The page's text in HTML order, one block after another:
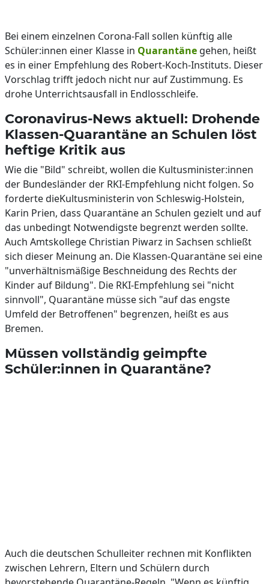
Bei einem einzelnen Corona-Fall sollen künftig alle
Schüler:innen einer Klasse in Quarantäne gehen, heißt
es in einer Empfehlung des Robert-Koch-Instituts. Dieser
Vorschlag trifft jedoch nicht nur auf Zustimmung. Es
drohe Unterrichtsausfall in Endlosschleife.
Coronavirus-News aktuell: Drohende
Klassen-Quarantäne an Schulen löst
heftige Kritik aus
Wie die "Bild" schreibt, wollen die Kultusminister:innen
der Bundesländer der RKI-Empfehlung nicht folgen. So
forderte dieKultusministerin von Schleswig-Holstein,
Karin Prien, dass Quarantäne an Schulen gezielt und auf
das unbedingt Notwendigste begrenzt werden sollte.
Auch Amtskollege Christian Piwarz in Sachsen schließt
sich dieser Meinung an. Die Klassen-Quarantäne sei eine
"unverhältnismäßige Beschneidung des Rechts der
Kinder auf Bildung". Die RKI-Empfehlung sei "nicht
sinnvoll", Quarantäne müsse sich "auf das engste
Umfeld der Betroffenen" begrenzen, heißt es aus
Bremen.
Müssen vollständig geimpfte
Schüler:innen in Quarantäne?
Auch die deutschen Schulleiter rechnen mit Konflikten
zwischen Lehrern, Eltern und Schülern durch